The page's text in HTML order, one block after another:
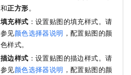
和正方形。
填充样式 ：设置贴图的填充样式。请
参见颜色选择器说明 ，配置贴图的颜
色样式。
描边样式 ：设置贴图的描边样式。请
参见颜色选择器说明 ，配置贴图的颜